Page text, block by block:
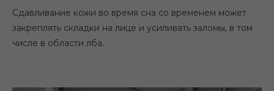
Сдавливание кожи во время сна со временем может
закреплять складки на лице и усиливать заломы, в том
числе в области лба.